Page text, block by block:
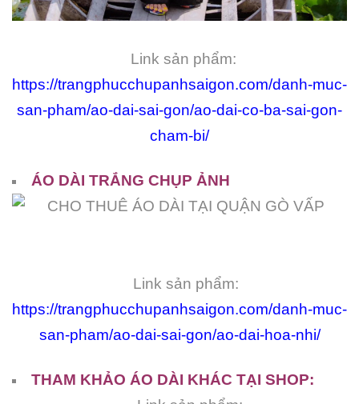
Link sản phẩm:
https://trangphucchupanhsaigon.com/danh-muc-
san-pham/ao-dai-sai-gon/ao-dai-co-ba-sai-gon-
cham-bi/
ÁO DÀI TRẮNG CHỤP ẢNH
Link sản phẩm:
https://trangphucchupanhsaigon.com/danh-muc-
san-pham/ao-dai-sai-gon/ao-dai-hoa-nhi/
THAM KHẢO ÁO DÀI KHÁC TẠI SHOP: